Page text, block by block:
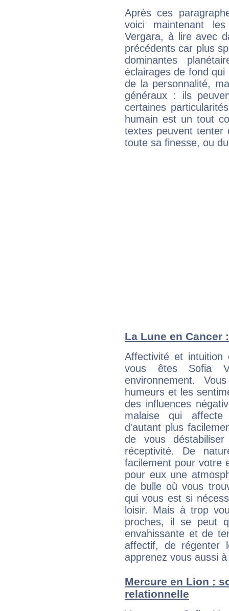
Après ces
voici maintenant
Vergara, à lire avec
précédents car plus
dominantes
éclairages de fond
de la personnalité,
généraux : ils
certaines
humain est un tout
textes peuvent tenter
toute sa finesse, ou
La Lune en Cancer
Affectivité et intuition
vous êtes Sofia
environnement.
humeurs et les
des influences
malaise qui
d'autant plus
de vous
réceptivité. De
facilement pour votre
pour eux une
de bulle où vous
qui vous est si
loisir. Mais à trop
proches, il se peut
envahissante et de
affectif, de régenter
apprenez vous aussi
Mercure en Lion :
relationnelle